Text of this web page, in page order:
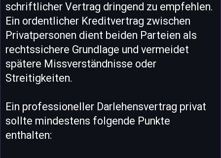
schriftlicher Vertrag dringend zu empfehlen.
Ein ordentlicher Kreditvertrag zwischen
Privatpersonen dient beiden Parteien als
rechtssichere Grundlage und vermeidet
spätere Missverständnisse oder
Streitigkeiten.
Ein professioneller Darlehensvertrag privat
sollte mindestens folgende Punkte
enthalten: